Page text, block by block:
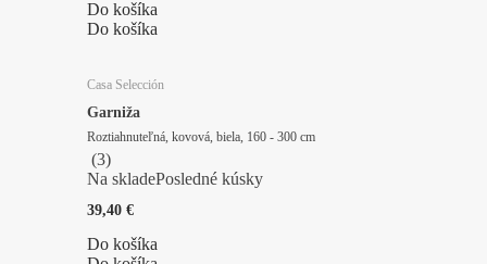
Do košíka
Do košíka
Casa Selección
Garniža
Roztiahnuteľná, kovová, biela, 160 - 300 cm
(3)
Na skladePosledné kúsky
39,40 €
Do košíka